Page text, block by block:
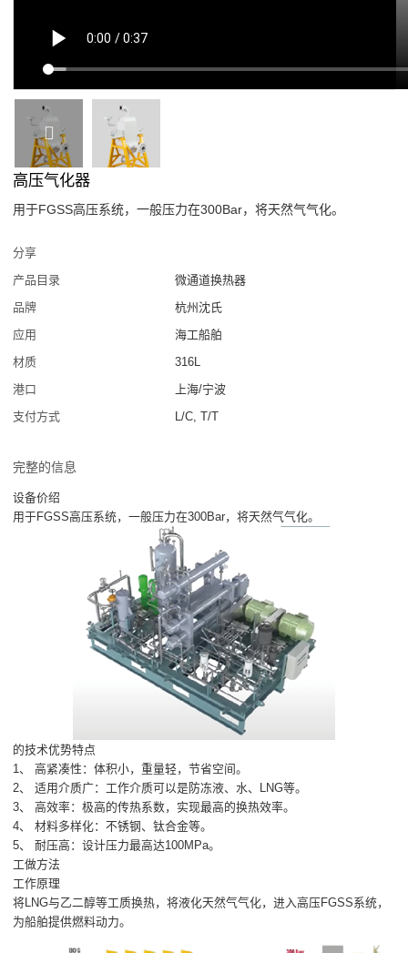
高压气化器
用于FGSS高压系统，一般压力在300Bar，将天然气气化。
分享
产品目录
微通道换热器
品牌
杭州沈氏
应用
海工船舶
材质
316L
港口
上海/宁波
支付方式
L/C, T/T
完整的信息
设备价绍
用于FGSS高压系统，一般压力在300Bar，将天然气气化。
的技术优势特点
1、 高紧凑性：体积小，重量轻，节省空间。
2、 适用介质广：工作介质可以是防冻液、水、LNG等。
3、 高效率：极高的传热系数，实现最高的换热效率。
4、 材料多样化：不锈钢、钛合金等。
5、 耐压高：设计压力最高达100MPa。
工做方法
工作原理
将LNG与乙二醇等工质换热，将液化天然气气化，进入高压FGSS系统，
为船舶提供燃料动力。